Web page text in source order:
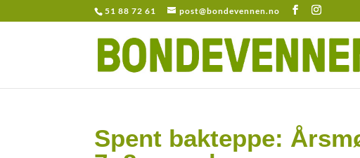
51 88 72 61 post@bondevennen.no
Spent bakteppe: